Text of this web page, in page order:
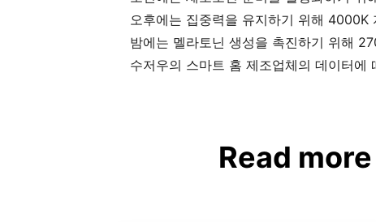
오후에는 집중력을 유지하기 위해 4000K
밤에는 멜라토닌 생성을 촉진하기 위해
수저우의 스마트 홈 제조업체의 데이터에
Read